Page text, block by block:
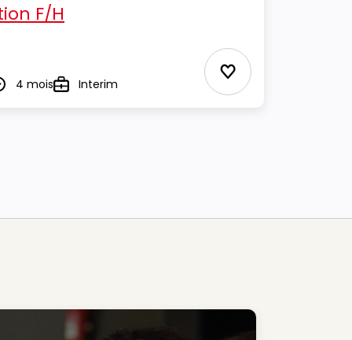
F/H
4 moisTypeInterim Ajouter aux